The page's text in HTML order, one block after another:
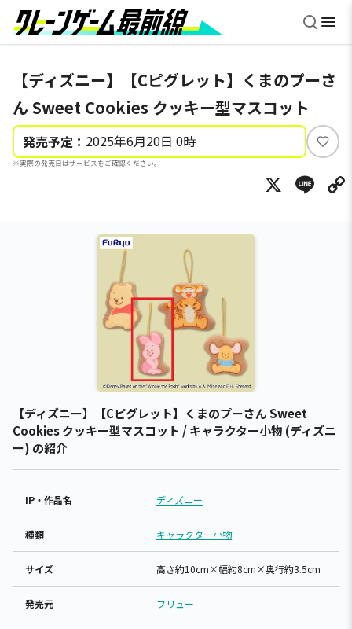
【ディズニー】【Cピグレット】くまのプーさ
ん Sweet Cookies クッキー型マスコット
発売予定： 2025年6月20日 0時
※実際の発売日はサービスをご確認ください。
い
ね
X
【ディズニー】【Cピグレット】くまのプーさん Sweet
Cookies クッキー型マスコット / キャラクター小物 (ディズニ
ー) の紹介
IP・作品名 ディズニー
種類 キャラクター小物
サイズ 高さ約10cm×幅約8cm×奥行約3.5cm
発売元 フリュー